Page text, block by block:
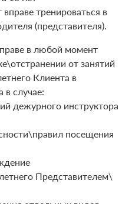
тренироваться в
(представителя).
в любой момент
от занятий
Клиента в
в случае:
дежурного инструктора
посещения
Представителем\